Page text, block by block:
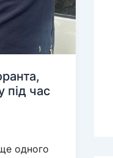
під час
одного